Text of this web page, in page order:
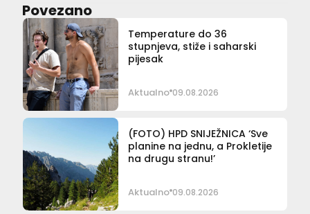
Povezano
Temperature do 36
stupnjeva, stiže i saharski
pijesak
Aktualno 09.08.2026
(FOTO) HPD SNIJEŽNICA ‘Sve
planine na jednu, a Prokletije
na drugu stranu!’
Aktualno 09.08.2026